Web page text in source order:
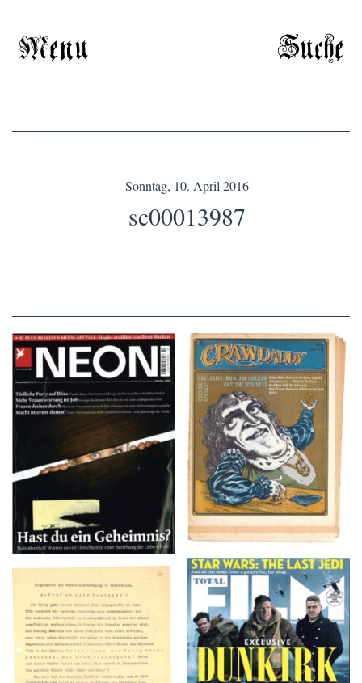
Menu Suche
Sonntag, 10. April 2016
sc00013987
NEON – OKTOBER
2008
Crawdaddy – June/11/72
TOTAL FILM #260 –
SUMMER 2017
Flugblätter der Weissen
Rose – V, Januar 1943